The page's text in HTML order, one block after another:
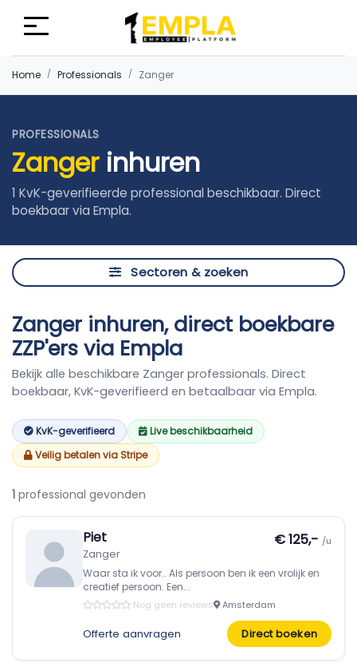
Home Professionals Zanger
PROFESSIONALS
Zangerinhuren
1 KvK-geverifieerde professional beschikbaar. Direct
boekbaar via Empla.
Sectoren & zoeken
Zanger inhuren, direct boekbare
ZZP'ers via Empla
Bekijk alle beschikbare Zanger professionals. Direct
boekbaar, KvK-geverifieerd en betaalbaar via Empla.
KvK-geverifieerd
Live beschikbaarheid
Veilig betalen via Stripe
1 professional gevonden
Piet
Zanger
€ 125,- /u
Waar sta ik voor.. Als persoon ben ik een vrolijk en
creatief persoon. Een...
Nog geen reviews Amsterdam
Offerte aanvragen Direct boeken